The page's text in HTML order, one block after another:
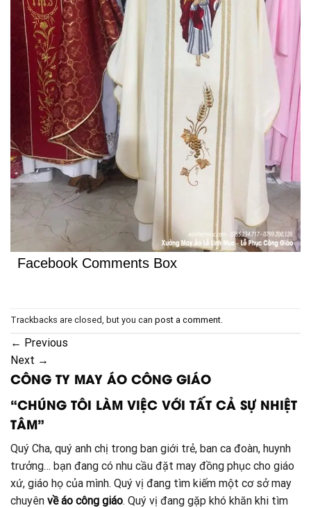
Facebook Comments Box
Trackbacks are closed, but you can post a comment.
← Previous
Next →
CÔNG TY MAY ÁO CÔNG GIÁO
“CHÚNG TÔI LÀM VIỆC VỚI TẤT CẢ SỰ NHIỆT
TÂM”
Quý Cha, quý anh chị trong ban giới trẻ, ban ca đoàn, huynh
trưởng… bạn đang có nhu cầu đặt may đồng phục cho giáo
xứ, giáo họ của mình. Quý vị đang tìm kiếm một cơ sở may
chuyên về áo công giáo. Quý vị đang gặp khó khăn khi tìm